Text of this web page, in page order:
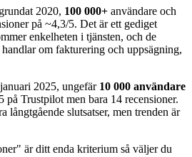
2020, 100 000+ användare och
på ~4,3/5. Det är ett gediget
enkelheten i tjänsten, och de
om fakturering och uppsägning,
2025, ungefär 10 000 användare
på Trustpilot men bara 14 recensioner.
långtgående slutsatser, men trenden är
är ditt enda kriterium så väljer du